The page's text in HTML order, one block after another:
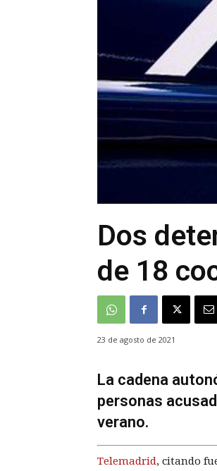
Dos
de 18
23 de agosto de 2021
La cadena
personas
verano.
Telemadrid, citando